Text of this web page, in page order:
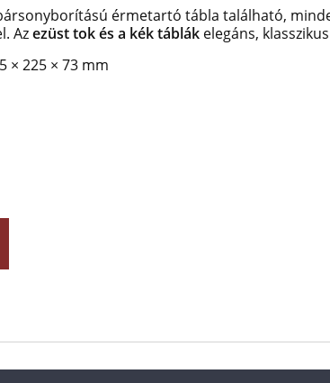
érmetartó tábla található,
Azezüst tok és a kék táblák elegáns,
× 225 × 73 mm